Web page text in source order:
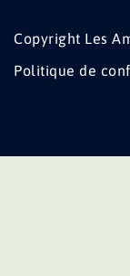
Copyright Les
Politique de